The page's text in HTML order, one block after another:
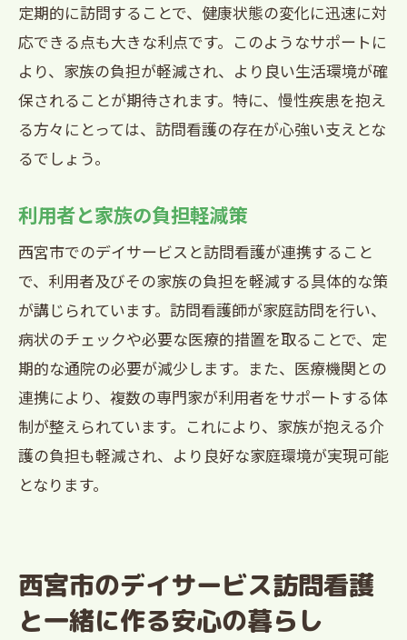
定期的に訪問することで、健康状態の変化に迅速に対
応できる点も大きな利点です。このようなサポートに
より、家族の負担が軽減され、より良い生活環境が確
保されることが期待されます。特に、慢性疾患を抱え
る方々にとっては、訪問看護の存在が心強い支えとな
るでしょう。
利用者と家族の負担軽減策
西宮市でのデイサービスと訪問看護が連携すること
で、利用者及びその家族の負担を軽減する具体的な策
が講じられています。訪問看護師が家庭訪問を行い、
病状のチェックや必要な医療的措置を取ることで、定
期的な通院の必要が減少します。また、医療機関との
連携により、複数の専門家が利用者をサポートする体
制が整えられています。これにより、家族が抱える介
護の負担も軽減され、より良好な家庭環境が実現可能
となります。
西宮市のデイサービス訪問看護
と一緒に作る安心の暮らし